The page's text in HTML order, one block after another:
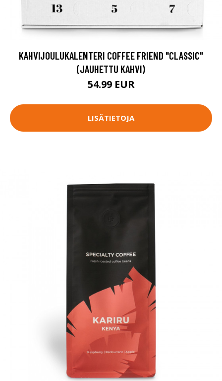
KAHVIJOULUKALENTERI COFFEE FRIEND "CLASSIC"
(JAUHETTU KAHVI)
54.99 EUR
LISÄTIETOJA